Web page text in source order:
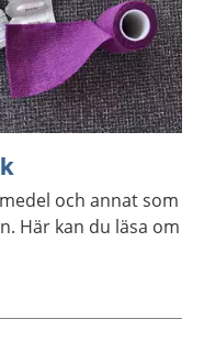
och annat som
Här kan du läsa om